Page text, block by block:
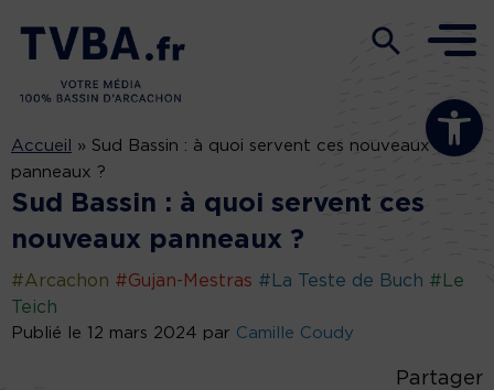
Ouvrir la
Accueil » Sud Bassin : à quoi servent ces nouveaux
panneaux ?
Sud Bassin : à quoi servent ces
nouveaux panneaux ?
#Arcachon #Gujan-Mestras #La Teste de Buch #Le
Teich
Publié le 12 mars 2024 par Camille Coudy
Partager